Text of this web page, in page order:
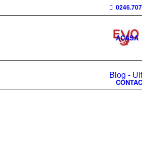
ACASA
Blog -